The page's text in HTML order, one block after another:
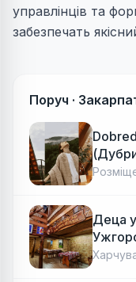
управлінців та
забезпечать
Поруч ·
Деца